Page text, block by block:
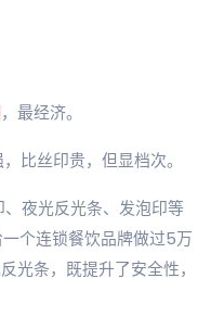
，最经济。
比丝印贵，但显档次。
、夜光反光条、发泡印等
个连锁餐饮品牌做过5万
光条，既提升了安全性，